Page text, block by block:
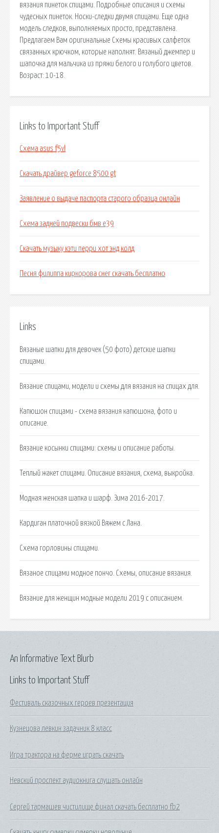
вязания пинеток спицами. Подробные описания и схемы
чудесных пинеток. Носки-следки двумя спицами. Еще одна
модель следков, выполняемых просто, представлена.
Предлагаем Вам оригинальные Схемы красивых салфеток
связанных крючком, которые наполнят. Вязаный джемпер и
шапочка для мальчика из пряжи белого и голубого цветов.
Возраст: 10-18.
Links to Important Stuff
Схема asus f5vl
Скачать драйвер geforce 8500 gt
Заявление о выдаче паспорта старого образца онлайн
Схема задней подвески бмв е39
Скачать музыку кэти перри хот энд колд
Песня филиппа киркорова снег скачать бесплатно
Links
Вязаные шапки для девочек (50 фото) детские шапки
спицами.
Вязание спицами, модели и схемы для вязания на спицах для.
Капюшон спицами - схема вязания капюшона, фото и
описание.
Вязание косынки спицами: схемы и описание работы.
Теплый жакет спицами. Описание вязания, схема, выкройка.
Модная женская шапка и шарф. Зима 2016-2017.
Кардиган платочной вязкой Вяжем с Лана.
Схема горловины спицами.
Вязаное спицами модное пончо. Схемы, описание вязания.
Вязание для женщин модные модели 2019 с описанием.
Links to Important Stuff
Фестиваль сказочных героев презентация
Кузнецова левкин задачник 8 класс
Игра трактора на ферме играть скачать
Невский проспект аудиокнига слушать онлайн
Сергей тармашев чистилище финал скачать бесплатно fb2
An Informative Text Blurb